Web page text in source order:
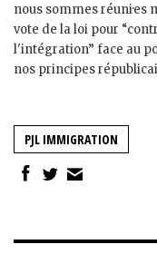
nous sommes
vote de la loi pour
l'intégration” face au
nos principes
PJL IMMIGRATION